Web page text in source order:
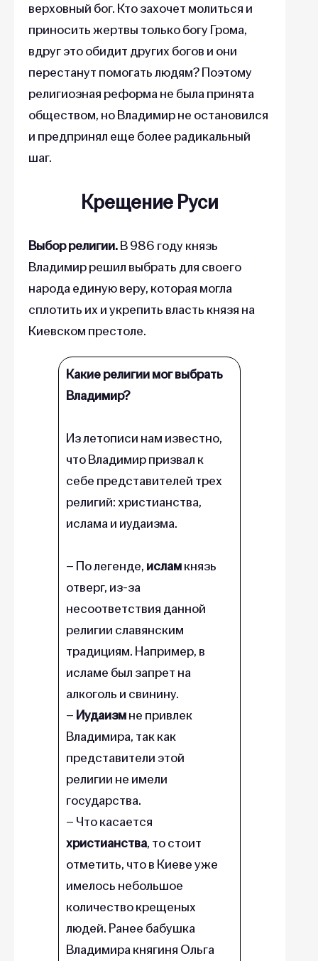
верховный бог. Кто захочет молиться и
приносить жертвы только богу Грома,
вдруг это обидит других богов и они
перестанут помогать людям? Поэтому
религиозная реформа не была принята
обществом, но Владимир не остановился
и предпринял еще более радикальный
шаг.
Крещение Руси
Выбор религии.В 986 году князь
Владимир решил выбрать для своего
народа единую веру, которая могла
сплотить их и укрепить власть князя на
Киевском престоле.
Какие религии мог выбрать
Владимир?
Из летописи нам известно,
что Владимир призвал к
себе представителей трех
религий: христианства,
ислама и иудаизма.
– По легенде, исламкнязь
отверг, из-за
несоответствия данной
религии славянским
традициям. Например, в
исламе был запрет на
алкоголь и свинину.
– Иудаизмне привлек
Владимира, так как
представители этой
религии не имели
государства.
– Что касается
христианства, то стоит
отметить, что в Киеве уже
имелось небольшое
количество крещеных
людей. Ранее бабушка
Владимира княгиня Ольга